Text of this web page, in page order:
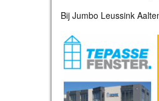
Bij Jumbo Leussink